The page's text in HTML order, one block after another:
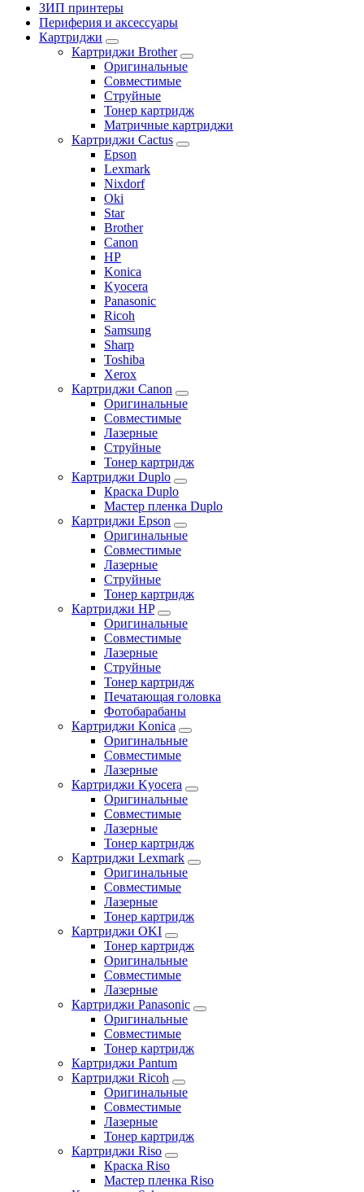
ЗИП принтеры
Периферия и аксессуары
Картриджи
Картриджи Brother
Оригинальные
Совместимые
Струйные
Тонер картридж
Матричные картриджи
Картриджи Cactus
Epson
Lexmark
Nixdorf
Oki
Star
Brother
Canon
HP
Konica
Kyocera
Panasonic
Ricoh
Samsung
Sharp
Toshiba
Xerox
Картриджи Canon
Оригинальные
Совместимые
Лазерные
Струйные
Тонер картридж
Картриджи Duplo
Краска Duplo
Мастер пленка Duplo
Картриджи Epson
Оригинальные
Совместимые
Лазерные
Струйные
Тонер картридж
Картриджи HP
Оригинальные
Совместимые
Лазерные
Струйные
Тонер картридж
Печатающая головка
Фотобарабаны
Картриджи Konica
Оригинальные
Совместимые
Лазерные
Картриджи Kyocera
Оригинальные
Совместимые
Лазерные
Тонер картридж
Картриджи Lexmark
Оригинальные
Совместимые
Лазерные
Тонер картридж
Картриджи OKI
Тонер картридж
Оригинальные
Совместимые
Лазерные
Картриджи Panasonic
Оригинальные
Совместимые
Тонер картридж
Картриджи Pantum
Картриджи Ricoh
Оригинальные
Совместимые
Лазерные
Тонер картридж
Картриджи Riso
Краска Riso
Мастер пленка Riso